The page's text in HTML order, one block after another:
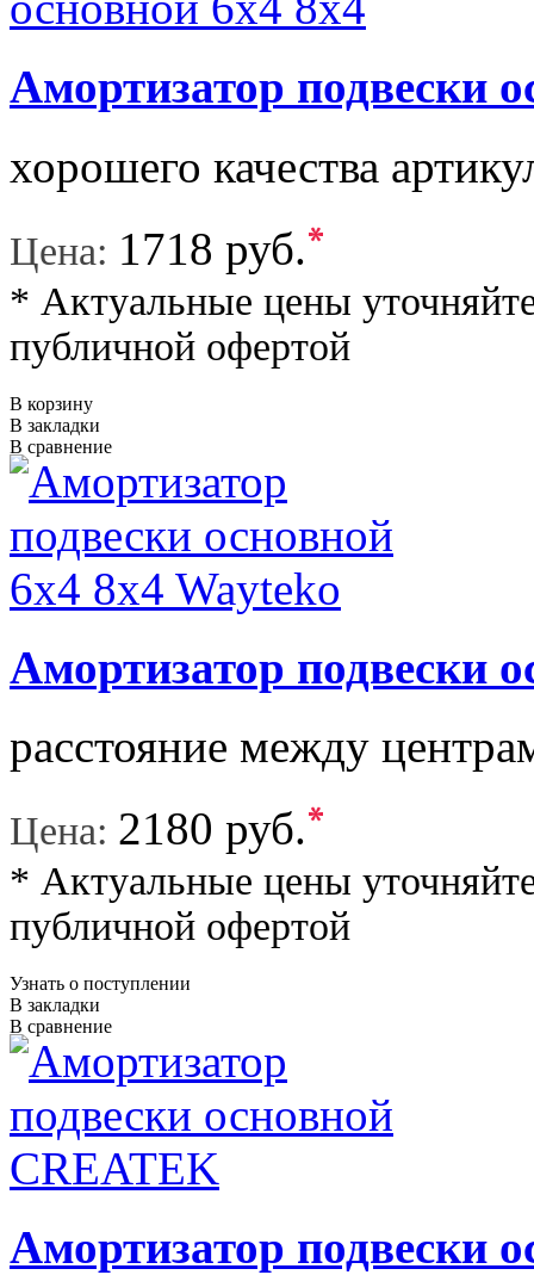
Амортизатор подвески
хорошего качества
Цена: 1718 руб.*
* Актуальные цены
публичной офертой
В корзину
В закладки
В сравнение
Амортизатор подвески
расстояние между
Цена: 2180 руб.*
* Актуальные цены
публичной офертой
Узнать о поступлении
В закладки
В сравнение
Амортизатор подвески